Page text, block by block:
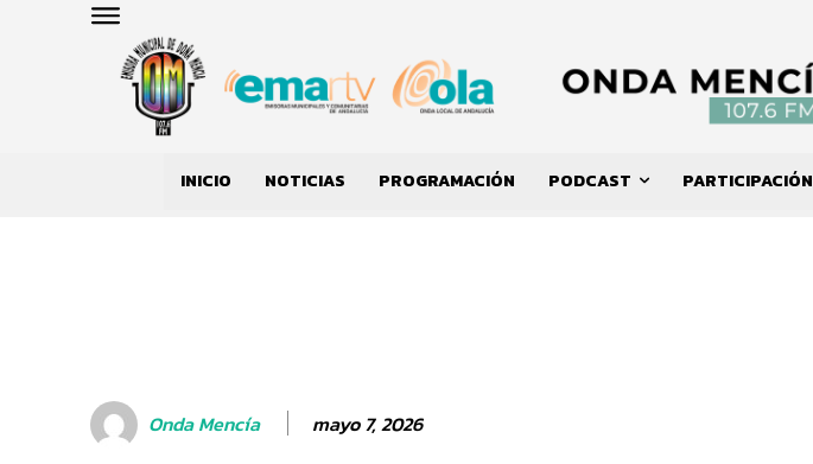
INICIO NOTICIAS PROGRAMACIÓN PODCAST PARTICIPACIÓN
Onda Mencía mayo 7, 2026